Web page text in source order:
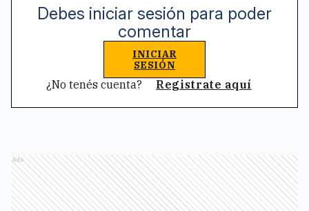
Debes iniciar sesión para poder
comentar
INICIAR
SESIÓN
¿No tenés cuenta? Registrate aquí
Ads